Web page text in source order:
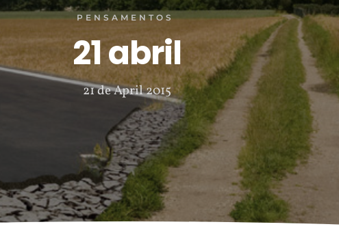
PENSAMENTOS
21 abril
21 de April 2015